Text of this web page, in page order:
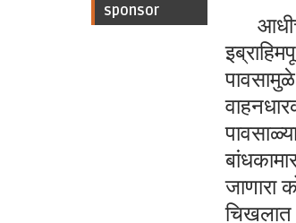
sponsor
जाणारा
चिखलात